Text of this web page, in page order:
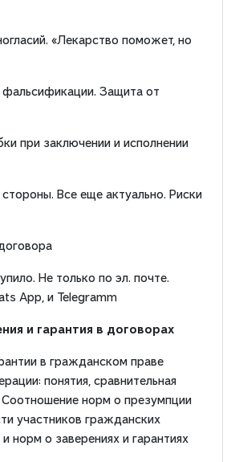
«Лекарство поможет, но
фальсификации. Защита от
при заключении и исполнении
Все еще актуально. Риски
Не только по эл. почте.
App, и Telegramm
и гарантия в договорах
в гражданском праве
понятия, сравнительная
Соотношение норм о презумпции
участников гражданских
норм о заверениях и гарантиях